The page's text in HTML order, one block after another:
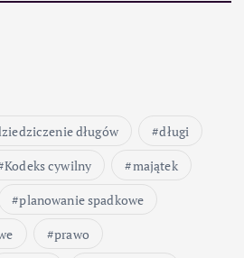
długów
długi
Kodeks cywilny
majątek
planowanie spadkowe
prawo